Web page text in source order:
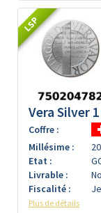
LSP
Vera Silver
Coffre :
Millésime :
Etat :
Livrable :
Fiscalité :
Plus de détails